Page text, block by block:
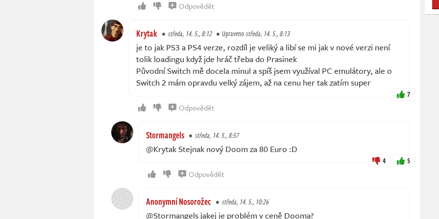
Odpovědět
Krytak středa, 14. 5., 8:12 Upravenostředa, 14. 5., 8:13
je to jak PS3 a PS4 verze, rozdíl je veliký a libí se mi jak v nové verzi není
tolik loadingu když jde hráč třeba do Prasinek
Původní Switch mě docela minul a spíš jsem využíval PC emulátory, ale o
Switch 2 mám opravdu velký zájem, až na cenu her tak zatím super
7
Odpovědět
Stormangels středa, 14. 5., 8:57
@Krytak Stejnak nový Doom za 80 Euro :D
4 5
Odpovědět
Anonymní Nosorožec středa, 14. 5., 10:26
@Stormangels jakej je problém v ceně Dooma?